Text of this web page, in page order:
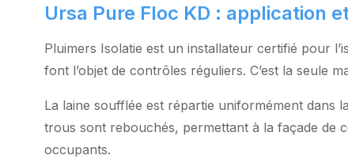
Ursa Pure Floc KD : application
Pluimers Isolatie est un installateur certifié pour
font l’objet de contrôles réguliers. C’est la seule
La laine soufflée est répartie uniformément dans
trous sont rebouchés, permettant à la façade de
occupants.